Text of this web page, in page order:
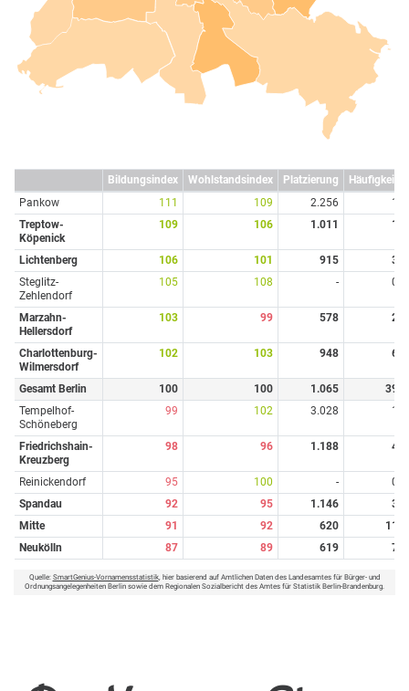
Bildungsindex Wohlstandsindex Platzierung Häufigkeit
Pankow
111 109 2.256
1
Treptow-
Köpenick
109 106 1.011 1
Lichtenberg 106 101 915
3
Steglitz-
Zehlendorf
105 108 - 0
Marzahn-
Hellersdorf
103 99 578 2
Charlottenburg-
Wilmersdorf
102 103 948 6
Gesamt Berlin 100 100 1.065
39
Tempelhof-
Schöneberg
99 102 3.028 1
Friedrichshain-
Kreuzberg
98 96 1.188 4
Reinickendorf 95 100 -
0
Spandau
92 95 1.146
3
Mitte
91 92 620
11
Neukölln
87 89 619 7
Quelle: SmartGenius-Vornamensstatistik, hier basierend auf Amtlichen Daten des Landesamtes für Bürger- und
Ordnungsangelegenheiten Berlin sowie dem Regionalen Sozialbericht des Amtes für Statistik Berlin-Brandenburg.